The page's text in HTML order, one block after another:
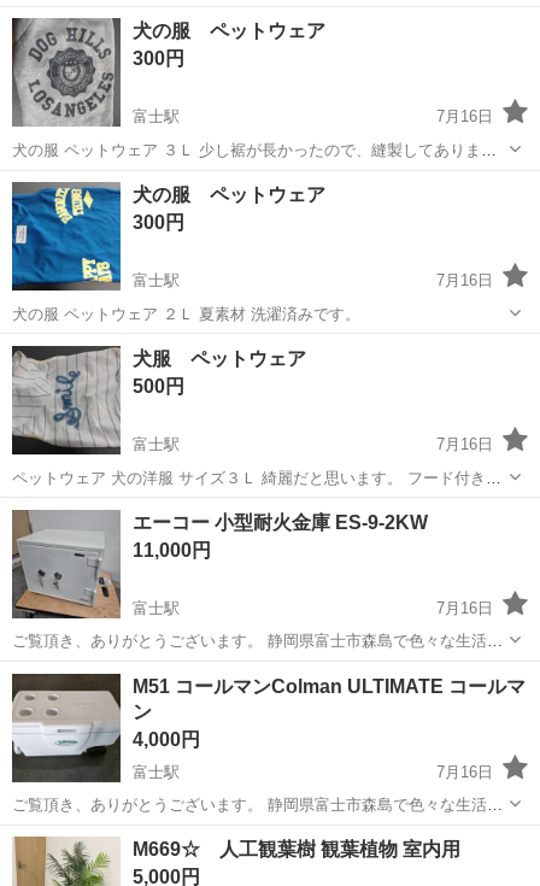
通費！未経験者活躍中◎20代～50代まで幅広い年代の男女スタッフが
活躍中！日勤・土日祝休み！マイカー、自転車通勤OK！就業先食堂あ
り！《静岡県富士市》 人...
静岡 富士市 富士駅 その他
犬の服 ペットウェア
300円
富士駅
7月16日
犬の服 ペットウェア ３Ｌ 少し裾が長かったので、縫製してありま
す。 洗濯済みです。
静岡 富士市 富士駅 その他
犬の服 ペットウェア
300円
富士駅
7月16日
犬の服 ペットウェア ２Ｌ 夏素材 洗濯済みです。
静岡 富士市 富士駅 その他
犬服 ペットウェア
500円
富士駅
7月16日
ペットウェア 犬の洋服 サイズ３Ｌ 綺麗だと思います。 フード付き、
リードホールあり。 洗濯済みです。
静岡 富士市 その他
エーコー 小型耐火金庫 ES-9-2KW
11,000円
富士駅
7月16日
ご覧頂き、ありがとうございます。 静岡県富士市森島で色々な生活家
電を販売しております。 まとめてご購入して頂ければ、お値引きさせ
ていただきます！ 商品説明 エーコー 小型耐火金庫 ES-9-2KW 状態、
付属品は写真...
静岡 富士市
M51 コールマンColman ULTIMATE コールマ
ン
4,000円
富士駅
7月16日
ご覧頂き、ありがとうございます。 静岡県富士市森島で色々な生活家
具を販売しております。 まとめてご購入して頂ければ、お値引きさせ
ていただきます！ 商品説明 キズ汚れ臭いあり サイズ：80×39×43(h)セ
ンチ ...
静岡 富士市 富士駅 その他 コールマン
M669☆ 人工観葉樹 観葉植物 室内用
5,000円